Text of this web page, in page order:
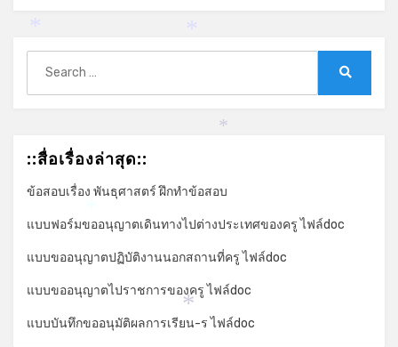
for:
::สื่อเรื่องล่าสุด::
ข้อสอบเรื่อง พันธุศาสตร์ ฝึกทำข้อสอบ
แบบฟอร์มขออนุญาตเดินทางไปต่างประเทศของครู ไฟล์doc
แบบขออนุญาตปฏิบัติงานนอกสถานที่ครู ไฟล์doc
แบบขออนุญาตไปราชการของครู ไฟล์doc
แบบบันทึกขออนุมัติผลการเรียน-ร ไฟล์doc
*
* *
*